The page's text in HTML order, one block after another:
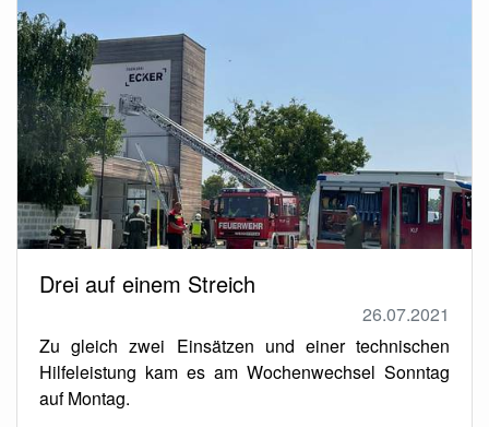
Drei auf einem Streich
26.07.2021
Zu gleich zwei Einsätzen und einer technischen
Hilfeleistung kam es am Wochenwechsel Sonntag
auf Montag.